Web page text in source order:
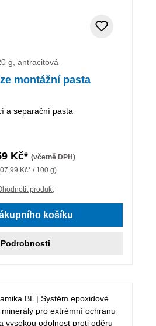
g, antracitová
montážní pasta
a separační pasta
Kč* (včetně DPH)
Kč* / 100 g)
produkt
košíku
Podrobnosti